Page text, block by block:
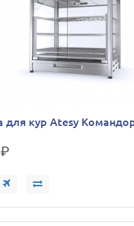
для кур Atesy
р.